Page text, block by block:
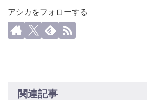
アシカをフォローする
関連記事